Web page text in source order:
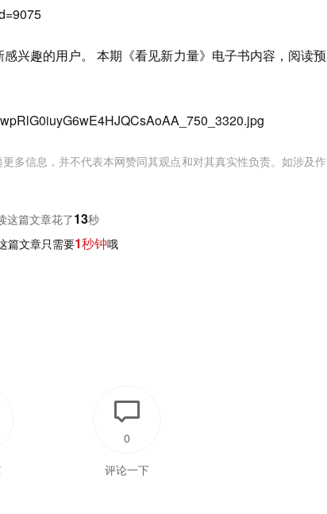
兴趣的用户。 本期《看见新力量》电子书内容，阅读预
多信息，并不代表本网赞同其观点和对其真实性负责。如涉及作
这篇文章花了14秒
篇文章只需要1秒钟哦
评论一下
0